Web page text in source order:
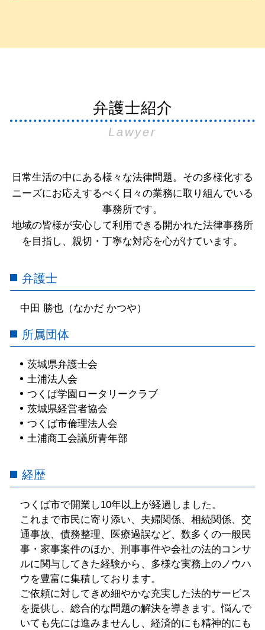
弁護士紹介
Lawyer
日常生活の中にある様々な法律問題。その多様化する
ニーズにお応えするべく日々の業務に取り組んでいる
事務所です。
地域の皆様が安心して利用できる開かれた法律事務所
を目指し、親切・丁寧な対応を心がけています。
弁護士
中田 勝也（なかだ かつや）
所属団体
茨城県弁護士会
土浦法人会
つくば学園ロータリークラブ
茨城県経営者協会
つくば市倫理法人会
土浦商工会議所青年部
経歴
つくば市で開業し10年以上が経過しました。
これまで市民に寄り添い、夫婦関係、相続関係、交
通事故、債務整理、医療過誤など、数多くの一般民
事・家事案件のほか、刑事事件や会社の法的コンサ
ルに関与してきた経験から、多様な実務上のノウハ
ウを豊富に集積しております。
ご依頼に対してきめ細やかな充実した法的サービス
を提供し、総合的な問題の解決を導きます。悩んで
いても先には進みませんし、経済的にも精神的にも